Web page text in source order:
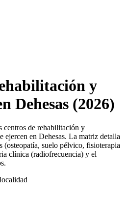
y
Dehesas (2026)
centros de rehabilitación y
ejercen en Dehesas. La matriz detalla
(osteopatía, suelo pélvico, fisioterapia
clínica (radiofrecuencia) y el